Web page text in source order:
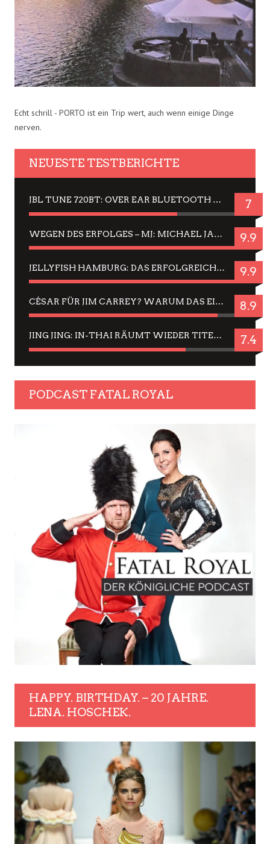
Echt schrill - PORTO ist ein Trip wert, auch wenn einige Dinge
nerven.
NEUESTE TESTBERICHTE
JBL TUNE 720BT: OVER EAR BLUETOOTH KOPFHÖRER UM DIE 50,-€ IM DAUER-TEST 7
WEGEN DES ERFOLGES – MJ: MICHAEL JACKSON MUSICAL IN EINER MATINEE SEHEN 9.9
JELLYFISH HAMBURG: DAS ERFOLGREICHE SOMMER-MENÜ 2025 IN GEFÜHLEN UND BILDERN 9.9
CÉSAR FÜR JIM CARREY? WARUM DAS EINER DER NERVIGSTEN ACTORS IST UND BLEIBT 8.9
JING JING: IN-THAI RÄUMT WIEDER TITEL AB – EIN ZWEI-STUNDEN-ERLEBNISBERICHT 7.4
PODCAST FATAL ROYAL
HAPPY. BIRTHDAY. – 20 JAHRE.
LENA. HOSCHEK.